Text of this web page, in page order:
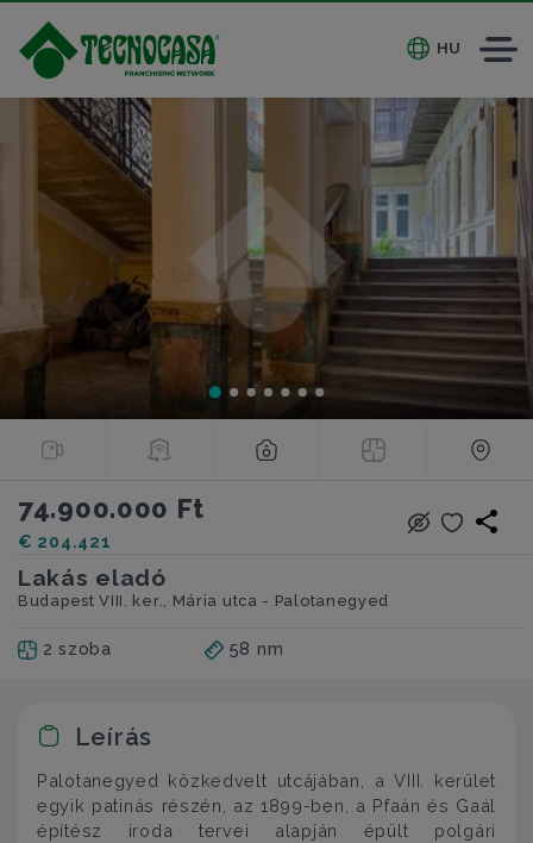
HU
74.900.000 Ft
€ 204.421
Lakás eladó
Budapest VIII. ker., Mária utca - Palotanegyed
2 szoba 58 nm
Leírás
Palotanegyed közkedvelt utcájában, a VIII. kerület
egyik patinás részén, az 1899-ben, a Pfaán és Gaál
építész iroda tervei alapján épült polgári